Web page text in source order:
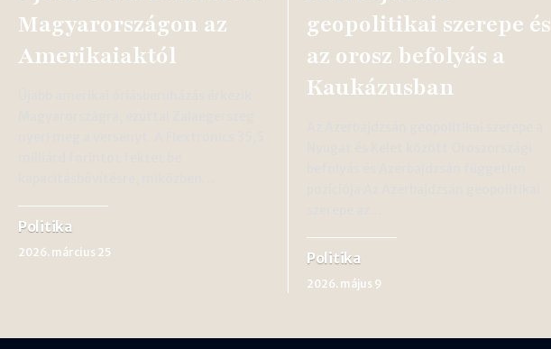
Magyarországon az
Amerikaiaktól
Politika
2026. március 25
geopolitikai szerepe és
az orosz befolyás a
Kaukázusban
Politika
2026. május 9